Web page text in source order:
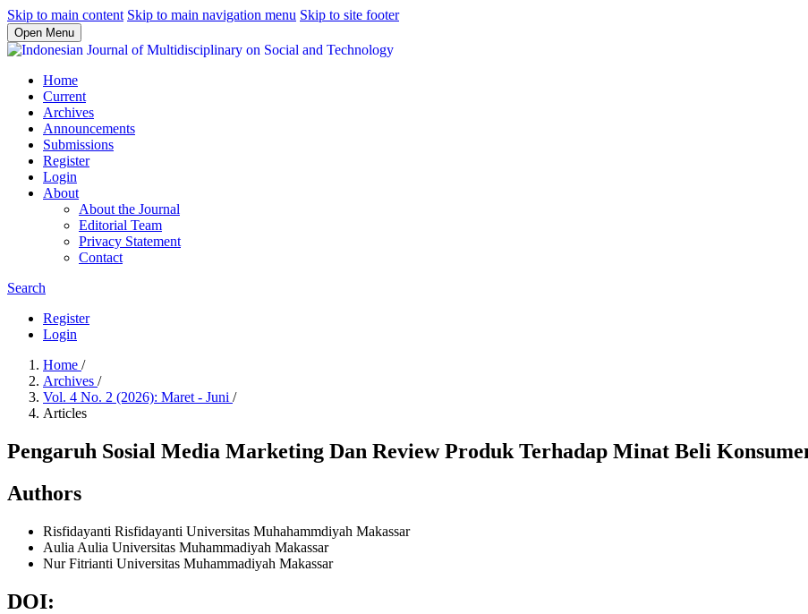
Skip to main content Skip to main navigation menu Skip to site footer
Open Menu
Home
Current
Archives
Announcements
Submissions
Register
Login
About
About the Journal
Editorial Team
Privacy Statement
Contact
Search
Register
Login
Home /
Archives /
Vol. 4 No. 2 (2026): Maret - Juni /
Articles
Pengaruh Sosial Media Marketing Dan Review Produk Terhadap Minat Beli
Authors
Risfidayanti Risfidayanti Universitas Muhahammdiyah Makassar
Aulia Aulia Universitas Muhammadiyah Makassar
Nur Fitrianti Universitas Muhammadiyah Makassar
DOI: